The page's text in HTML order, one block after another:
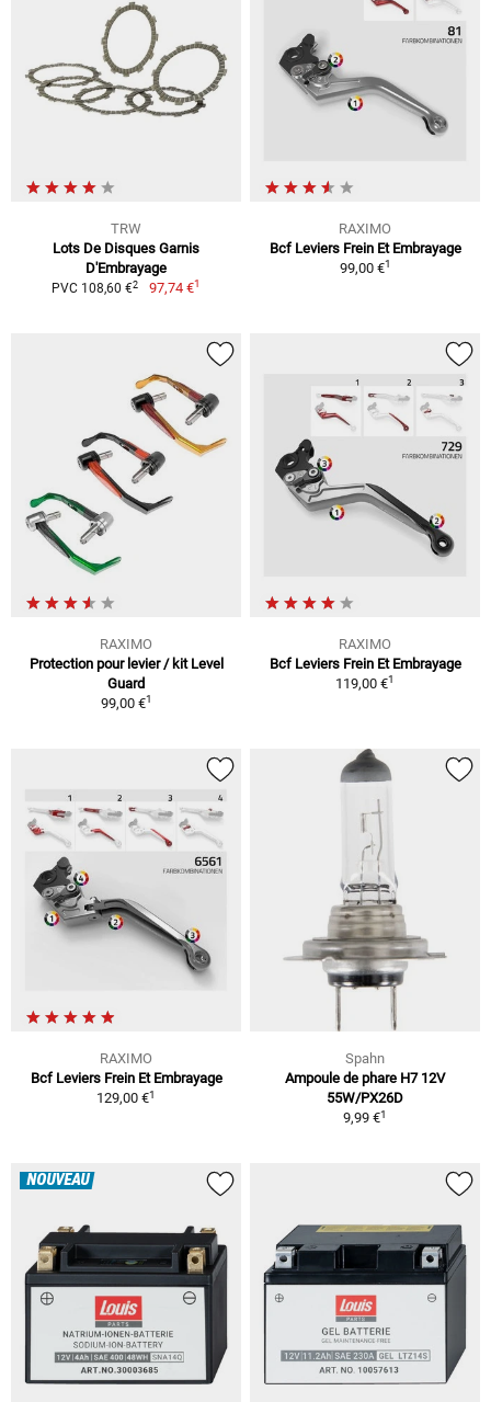
TRW
Lots De Disques Garnis
D'Embrayage
PVC 108,60 €2 97,74 €1
RAXIMO
Bcf Leviers Frein Et Embrayage
99,00 €1
RAXIMO
Protection pour levier / kit Level
Guard
99,00 €1
RAXIMO
Bcf Leviers Frein Et Embrayage
119,00 €1
RAXIMO
Bcf Leviers Frein Et Embrayage
129,00 €1
Spahn
Ampoule de phare H7 12V
55W/PX26D
9,99 €1
NOUVEAU